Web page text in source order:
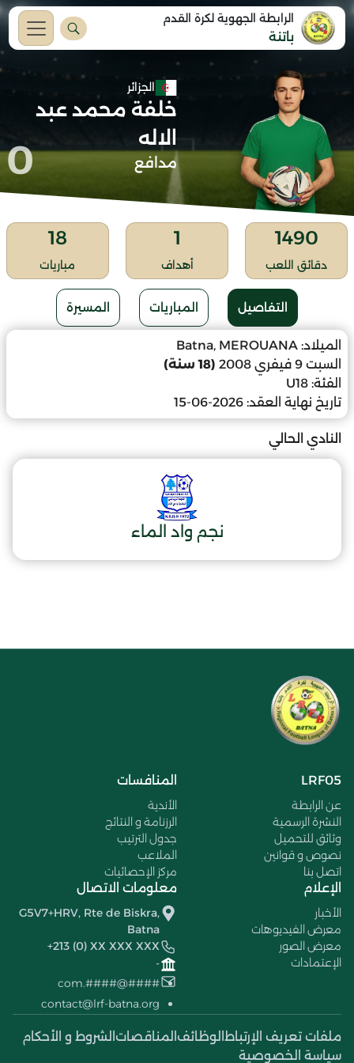
الرابطة الجهوية لكرة القدم
باتنة
الجزائر
خلفة محمد عبد
الاله
مدافع 0
1490
دقائق اللعب
1
أهداف
18
مباريات
التفاصيل المباريات المسيرة
الميلاد: Batna, MEROUANA
السبت 9 فيفري 2008
(18 سنة)
الفئة: U18
تاريخ نهاية العقد: 2026-06-15
النادي الحالي
نجم واد الماء
LRF05
عن الرابطة
النشرة الرسمية
وثائق للتحميل
نصوص و قوانين
اتصل بنا
المنافسات
الأندية
الرزنامة و النتائج
جدول الترتيب
الملاعب
مركز الإحصائيات
الإعلام
الأخبار
معرض الفيديوهات
معرض الصور
الإعتمادات
معلومات الاتصال
G5V7+HRV, Rte de Biskra,
Batna
+213 (0) XX XXX XXX
-
####@####.com
contact@lrf-batna.org
ملفات تعريف الإرتباط الوظائف المناقصات الشروط و الأحكام
سياسة الخصوصية